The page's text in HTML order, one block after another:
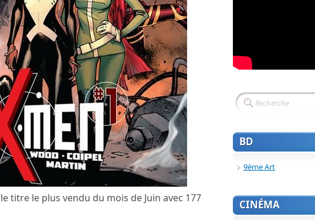
titre le plus vendu du mois de Juin avec 177
BD
9ème Art
CINÉMA